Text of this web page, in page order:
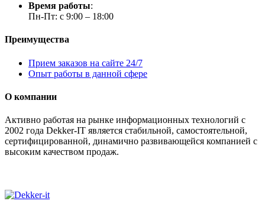
Время работы:
Пн-Пт: с 9:00 – 18:00
Преимущества
Прием заказов на сайте 24/7
Опыт работы в данной сфере
О компании
Активно работая на рынке информационных технологий с
2002 года Dekker-IT является стабильной, самостоятельной,
сертифицированной, динамично развивающейся компанией с
высоким качеством продаж.